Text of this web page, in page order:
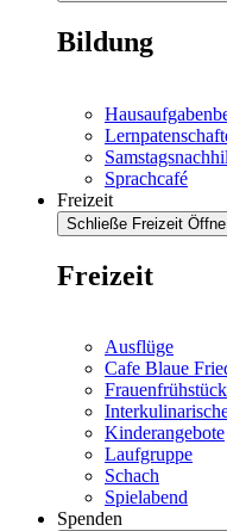
Bildung
Sprachcafé
Freizeit
Schließe Freizeit
Freizeit
Ausflüge
Cafe Blaue
Frauenfrühstück
Kinderangebote
Laufgruppe
Schach
Spielabend
Spenden